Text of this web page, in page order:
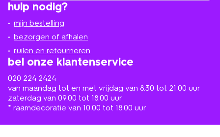
hulp nodig?
mijn bestelling
bezorgen of afhalen
ruilen en retourneren
bel onze klantenservice
020 224 2424
van maandag tot en met vrijdag van 8.30 tot 21.00 uur
zaterdag van 09.00 tot 18.00 uur
* raamdecoratie van 10.00 tot 18.00 uur
bij
in
de
buurt